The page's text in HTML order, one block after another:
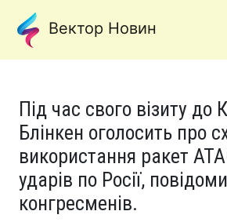
Вектор Новин
Під час свого візиту до
Блінкен оголосить про
використання ракет
ударів по Росії,
конгресменів.